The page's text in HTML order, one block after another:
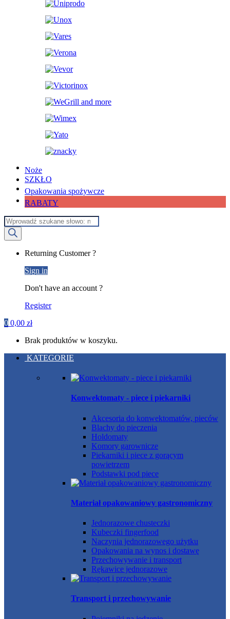
Noże
SZKŁO
Opakowania spożywcze
RABATY
Wyszukiwarka
produktów
Returning Customer ?
Sign in
Don't have an account ?
Register
0 0,00 zł
Brak produktów w koszyku.
KATEGORIE
Konwektomaty - piece i piekarniki
Akcesoria do konwektomatów, pieców
Blachy do pieczenia
Holdomaty
Komory garownicze
Piekarniki i piece z gorącym
powietrzem
Podstawki pod piece
Materiał opakowaniowy gastronomiczny
Jednorazowe chusteczki
Kubeczki fingerfood
Naczynia jednorazowego użytku
Opakowania na wynos i dostawę
Przechowywanie i transport
Rękawice jednorazowe
Transport i przechowywanie